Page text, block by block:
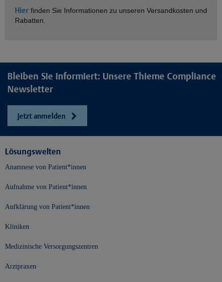
Hier finden Sie Informationen zu unseren Versandkosten und
Rabatten.
Bleiben Sie informiert: Unsere Thieme Compliance
Newsletter
Jetzt anmelden
Lösungswelten
Anamnese von Patient*innen
Aufnahme von Patient*innen
Aufklärung von Patient*innen
Kliniken
Medizinische Versorgungszentren
Arztpraxen